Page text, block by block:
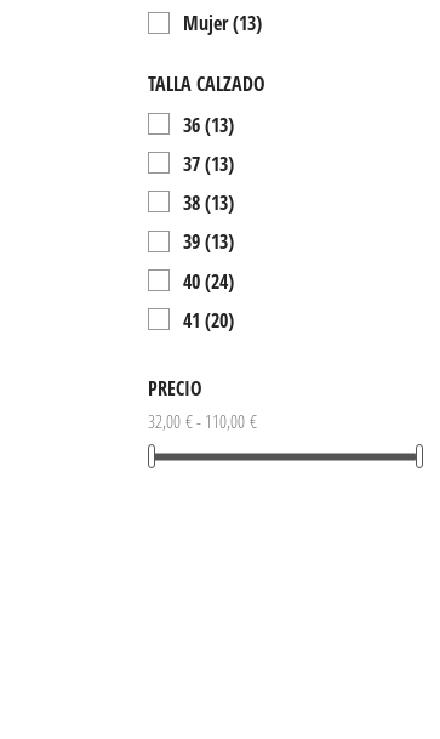
Mujer(13)
TALLA CALZADO
36(13)
37(13)
38(13)
39(13)
40(24)
41 (20)
43
(12)
PRECIO
32,00 € - 110,00 €